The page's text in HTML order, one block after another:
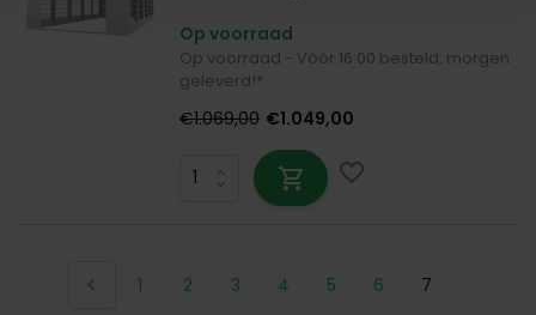
Op voorraad
Op voorraad - Vóór 16:00 besteld, morgen
geleverd!*
€1.069,00 €1.049,00
1 2 3 4 5 6 7